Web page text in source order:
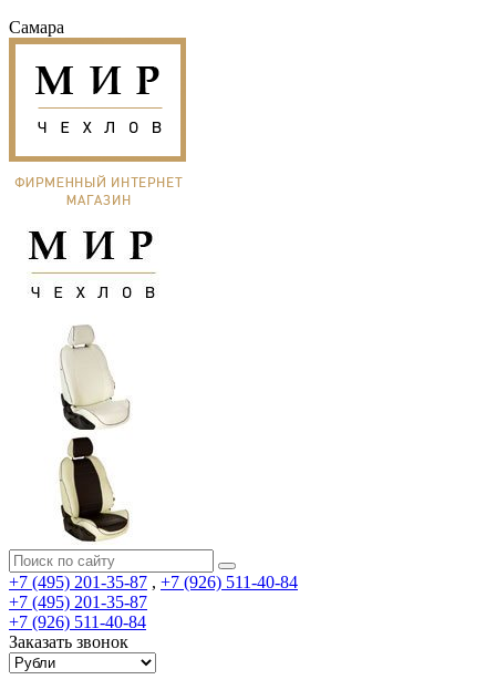
Самара
+7 (495) 201-35-87 , +7 (926) 511-40-84
+7 (495) 201-35-87
+7 (926) 511-40-84
Заказать звонок